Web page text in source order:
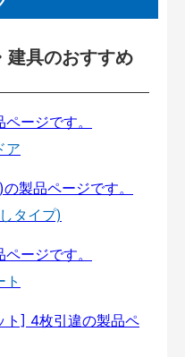
建具のおすすめ
ア
タイプ)
ト